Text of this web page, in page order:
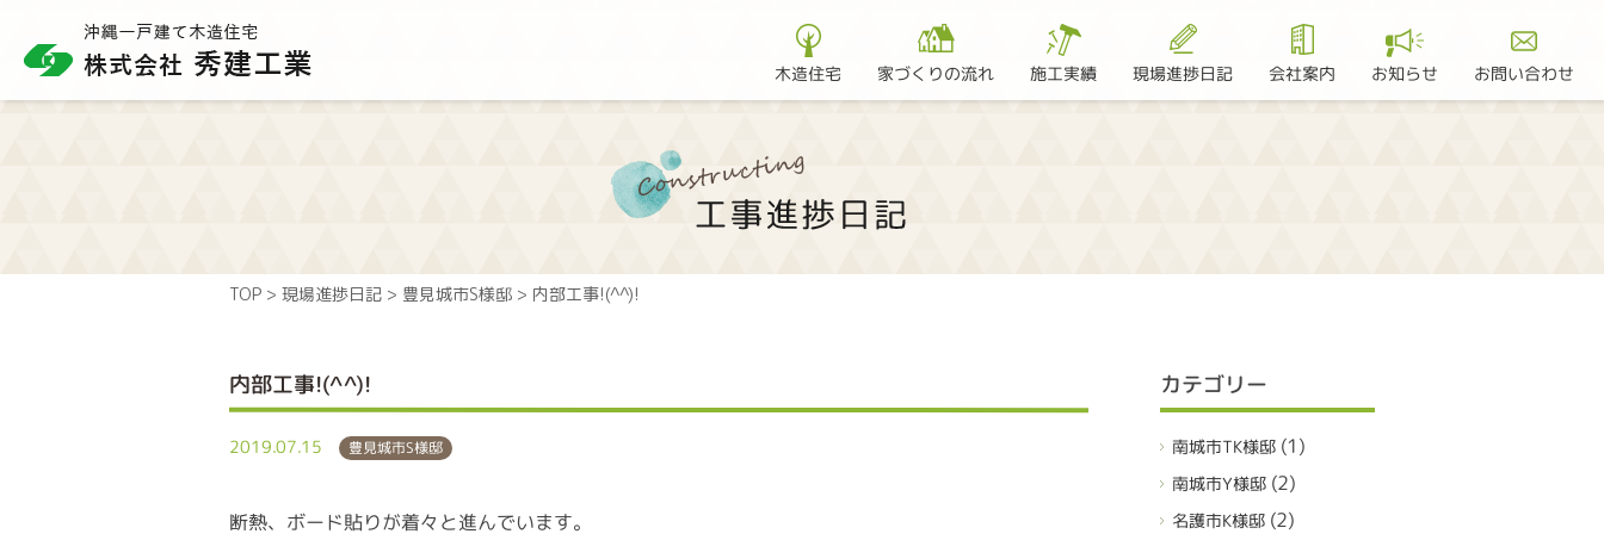
木造住宅 家づくりの流れ 施工実績 現場進捗日記 会社案内 お知らせ お問い合わせ
TOP > 現場進捗日記 > 豊見城市S様邸 > 内部工事!(^^)!
内部工事!(^^)!
2019.07.15 豊見城市S様邸
断熱、ボード貼りが着々と進んでいます。
カテゴリー
南城市TK様邸(1)
南城市Y様邸(2)
名護市K様邸(2)